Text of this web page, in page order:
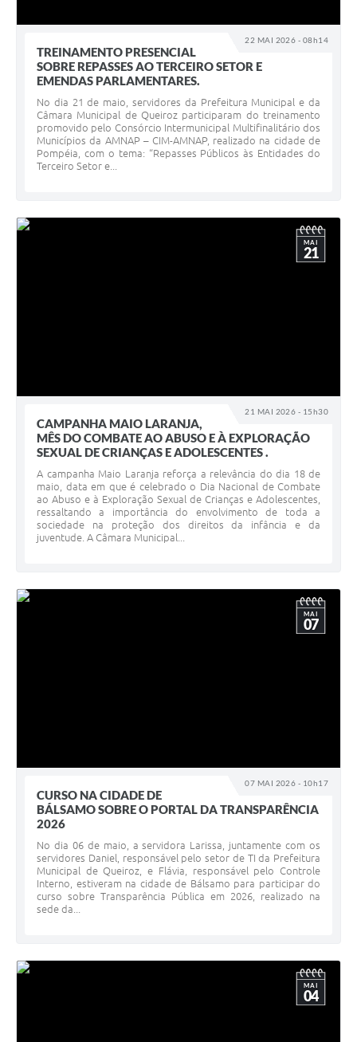
22 MAI 2026 - 08h14
TREINAMENTO PRESENCIAL
SOBRE REPASSES AO TERCEIRO SETOR E
EMENDAS PARLAMENTARES.
No dia 21 de maio, servidores da Prefeitura Municipal e da
Câmara Municipal de Queiroz participaram do treinamento
promovido pelo Consórcio Intermunicipal Multifinalitário dos
Municípios da AMNAP – CIM-AMNAP, realizado na cidade de
Pompéia, com o tema: “Repasses Públicos às Entidades do
Terceiro Setor e...
21 MAI 2026 - 15h30
MAI
21
CAMPANHA MAIO LARANJA,
MÊS DO COMBATE AO ABUSO E À EXPLORAÇÃO
SEXUAL DE CRIANÇAS E ADOLESCENTES .
A campanha Maio Laranja reforça a relevância do dia 18 de
maio, data em que é celebrado o Dia Nacional de Combate
ao Abuso e à Exploração Sexual de Crianças e Adolescentes,
ressaltando a importância do envolvimento de toda a
sociedade na proteção dos direitos da infância e da
juventude. A Câmara Municipal...
07 MAI 2026 - 10h17
MAI
07
CURSO NA CIDADE DE
BÁLSAMO SOBRE O PORTAL DA TRANSPARÊNCIA
2026
No dia 06 de maio, a servidora Larissa, juntamente com os
servidores Daniel, responsável pelo setor de TI da Prefeitura
Municipal de Queiroz, e Flávia, responsável pelo Controle
Interno, estiveram na cidade de Bálsamo para participar do
curso sobre Transparência Pública em 2026, realizado na
sede da...
MAI
04